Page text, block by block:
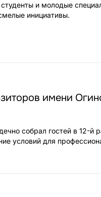
и молодые
инициативы.
имени
собрал гостей в 12-й
условий для